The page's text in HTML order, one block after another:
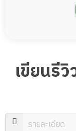
เขียนรี